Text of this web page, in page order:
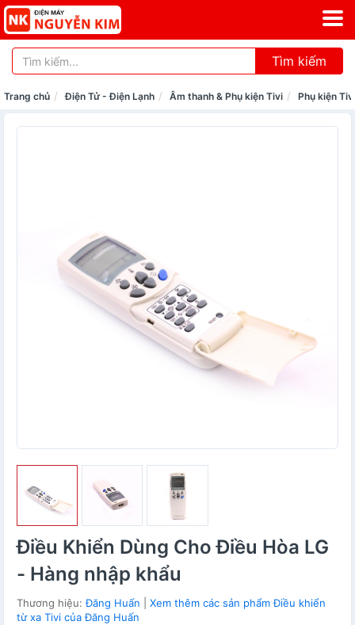
Tìm kiếm
Trang chủ Điện Tử - Điện Lạnh Âm thanh & Phụ kiện Tivi Phụ kiện Tivi
Điều Khiển Dùng Cho Điều Hòa LG
- Hàng nhập khẩu
Thương hiệu:Đăng Huấn
Xem thêm các sản phẩm Điều khiển
từ xa Tivi của Đăng Huấn